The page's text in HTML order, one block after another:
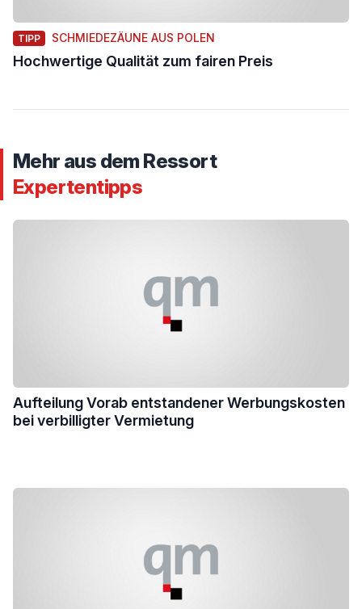
TIPP SCHMIEDEZÄUNE AUS POLEN
Hochwertige Qualität zum fairen Preis
Mehr aus dem Ressort
Expertentipps
Aufteilung Vorab entstandener Werbungskosten
bei verbilligter Vermietung